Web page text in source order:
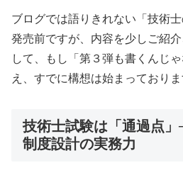
ブログでは語りきれない「技術
発売前ですが、内容を少しご紹
して、もし「第３弾も書くんじ
え、すでに構想は始まっておりま
技術士試験は「通過点
制度設計の実務力